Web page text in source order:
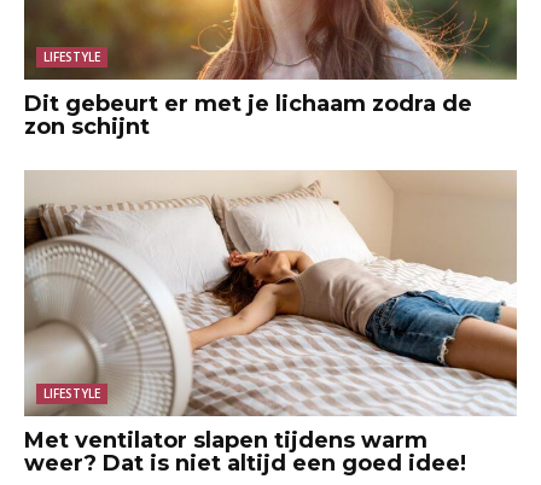
LIFESTYLE
Dit gebeurt er met je lichaam zodra de
zon schijnt
LIFESTYLE
Met ventilator slapen tijdens warm
weer? Dat is niet altijd een goed idee!